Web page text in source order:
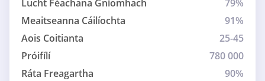
Lucht Féachana Gníomhach
79%
Meaitseanna Cáilíochta
91%
Aois Coitianta
25-45
Próifílí
780 000
Ráta Freagartha
90%